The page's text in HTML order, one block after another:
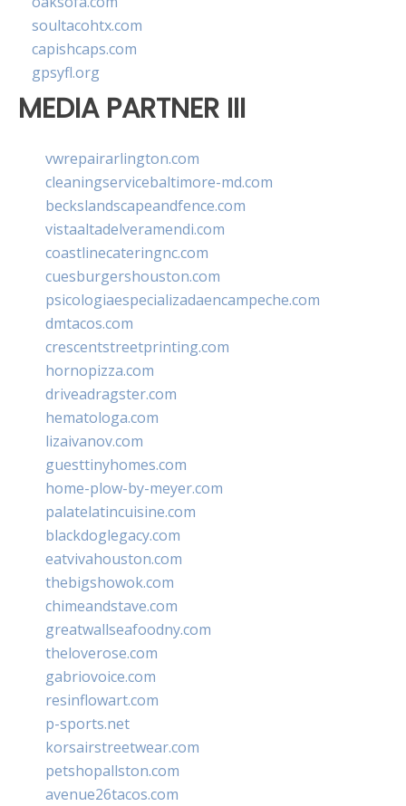
soultacohtx.com
capishcaps.com
gpsyfl.org
MEDIA PARTNER III
vwrepairarlington.com
cleaningservicebaltimore-md.com
beckslandscapeandfence.com
vistaaltadelveramendi.com
coastlinecateringnc.com
cuesburgershouston.com
psicologiaespecializadaencampeche.com
dmtacos.com
crescentstreetprinting.com
hornopizza.com
driveadragster.com
hematologa.com
lizaivanov.com
guesttinyhomes.com
home-plow-by-meyer.com
palatelatincuisine.com
blackdoglegacy.com
eatvivahouston.com
thebigshowok.com
chimeandstave.com
greatwallseafoodny.com
theloverose.com
gabriovoice.com
resinflowart.com
p-sports.net
korsairstreetwear.com
petshopallston.com
avenue26tacos.com